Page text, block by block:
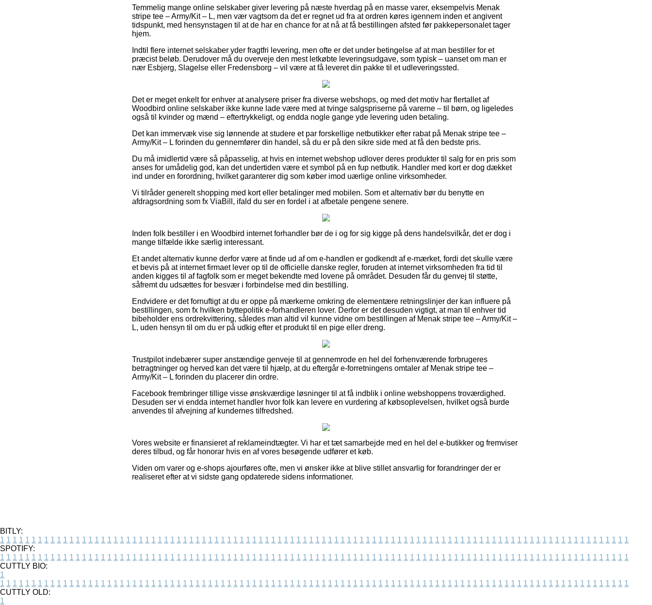
Temmelig mange online selskaber giver levering på næste hverdag på en masse varer, eksempelvis Menak
stripe tee – Army/Kit – L, men vær vagtsom da det er regnet ud fra at ordren køres igennem inden et angivent
tidspunkt, med hensynstagen til at de har en chance for at nå at få bestillingen afsted før pakkepersonalet tager
hjem.
Indtil flere internet selskaber yder fragtfri levering, men ofte er det under betingelse af at man bestiller for et
præcist beløb. Derudover må du overveje den mest letkøbte leveringsudgave, som typisk – uanset om man er
nær Esbjerg, Slagelse eller Fredensborg – vil være at få leveret din pakke til et udleveringssted.
Det er meget enkelt for enhver at analysere priser fra diverse webshops, og med det motiv har flertallet af
Woodbird online selskaber ikke kunne lade være med at tvinge salgspriserne på varerne – til børn, og ligeledes
også til kvinder og mænd – eftertrykkeligt, og endda nogle gange yde levering uden betaling.
Det kan immervæk vise sig lønnende at studere et par forskellige netbutikker efter rabat på Menak stripe tee –
Army/Kit – L forinden du gennemfører din handel, så du er på den sikre side med at få den bedste pris.
Du må imidlertid være så påpasselig, at hvis en internet webshop udlover deres produkter til salg for en pris som
anses for umådelig god, kan det undertiden være et symbol på en fup netbutik. Handler med kort er dog dækket
ind under en forordning, hvilket garanterer dig som køber imod uærlige online virksomheder.
Vi tilråder generelt shopping med kort eller betalinger med mobilen. Som et alternativ bør du benytte en
afdragsordning som fx ViaBill, ifald du ser en fordel i at afbetale pengene senere.
Inden folk bestiller i en Woodbird internet forhandler bør de i og for sig kigge på dens handelsvilkår, det er dog i
mange tilfælde ikke særlig interessant.
Et andet alternativ kunne derfor være at finde ud af om e-handlen er godkendt af e-mærket, fordi det skulle være
et bevis på at internet firmaet lever op til de officielle danske regler, foruden at internet virksomheden fra tid til
anden kigges til af fagfolk som er meget bekendte med lovene på området. Desuden får du genvej til støtte,
såfremt du udsættes for besvær i forbindelse med din bestilling.
Endvidere er det fornuftigt at du er oppe på mærkerne omkring de elementære retningslinjer der kan influere på
bestillingen, som fx hvilken byttepolitik e-forhandleren lover. Derfor er det desuden vigtigt, at man til enhver tid
bibeholder ens ordrekvittering, således man altid vil kunne vidne om bestillingen af Menak stripe tee – Army/Kit –
L, uden hensyn til om du er på udkig efter et produkt til en pige eller dreng.
Trustpilot indebærer super anstændige genveje til at gennemrode en hel del forhenværende forbrugeres
betragtninger og herved kan det være til hjælp, at du eftergår e-forretningens omtaler af Menak stripe tee –
Army/Kit – L forinden du placerer din ordre.
Facebook frembringer tillige visse ønskværdige løsninger til at få indblik i online webshoppens troværdighed.
Desuden ser vi endda internet handler hvor folk kan levere en vurdering af købsoplevelsen, hvilket også burde
anvendes til afvejning af kundernes tilfredshed.
Vores website er finansieret af reklameindtægter. Vi har et tæt samarbejde med en hel del e-butikker og fremviser
deres tilbud, og får honorar hvis en af vores besøgende udfører et køb.
Viden om varer og e-shops ajourføres ofte, men vi ønsker ikke at blive stillet ansvarlig for forandringer der er
realiseret efter at vi sidste gang opdaterede sidens informationer.
BITLY:
1 1 1 1 1 1 1 1 1 1 1 1 1 1 1 1 1 1 1 1 1 1 1 1 1 1 1 1 1 1 1 1 1 1 1 1 1 1 1 1 1 1 1 1 1 1 1 1 1 1 1 1 1 1 1 1 1 1 1 1 1 1 1 1 1 1 1 1 1 1 1 1 1 1 1 1 1 1 1 1 1 1 1 1 1 1 1 1 1 1 1 1 1 1 1 1 1 1 1 1
SPOTIFY:
1 1 1 1 1 1 1 1 1 1 1 1 1 1 1 1 1 1 1 1 1 1 1 1 1 1 1 1 1 1 1 1 1 1 1 1 1 1 1 1 1 1 1 1 1 1 1 1 1 1 1 1 1 1 1 1 1 1 1 1 1 1 1 1 1 1 1 1 1 1 1 1 1 1 1 1 1 1 1 1 1 1 1 1 1 1 1 1 1 1 1 1 1 1 1 1 1 1 1 1
CUTTLY BIO:
1
1 1 1 1 1 1 1 1 1 1 1 1 1 1 1 1 1 1 1 1 1 1 1 1 1 1 1 1 1 1 1 1 1 1 1 1 1 1 1 1 1 1 1 1 1 1 1 1 1 1 1 1 1 1 1 1 1 1 1 1 1 1 1 1 1 1 1 1 1 1 1 1 1 1 1 1 1 1 1 1 1 1 1 1 1 1 1 1 1 1 1 1 1 1 1 1 1 1 1 1
CUTTLY OLD:
1